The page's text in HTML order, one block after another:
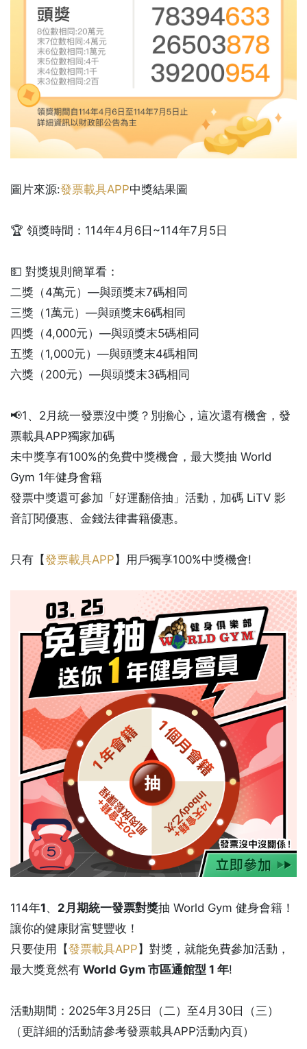
圖片來源:發票載具APP中獎結果圖
🏆 領獎時間：114年4月6日~114年7月5日
💵 對獎規則簡單看：
二獎（4萬元）—與頭獎末7碼相同
三獎（1萬元）—與頭獎末6碼相同
四獎（4,000元）—與頭獎末5碼相同
五獎（1,000元）—與頭獎末4碼相同
六獎（200元）—與頭獎末3碼相同
📢1、2月統一發票沒中獎？別擔心，這次還有機會，發
票載具APP獨家加碼
未中獎享有100%的免費中獎機會，最大獎抽 World
Gym 1年健身會籍
發票中獎還可參加「好運翻倍抽」活動，加碼 LiTV 影
音訂閱優惠、金錢法律書籍優惠。
只有【發票載具APP 】用戶獨享100%中獎機會!
114年1、 2月期統一發票對獎抽 World Gym 健身會籍！
讓你的健康財富雙豐收！
只要使用【發票載具APP 】對獎，就能免費參加活動，
最大獎竟然有 World Gym 市區通館型 1 年!
活動期間：2025年3月25日（二）至4月30日（三）
（更詳細的活動請參考發票載具APP活動內頁）